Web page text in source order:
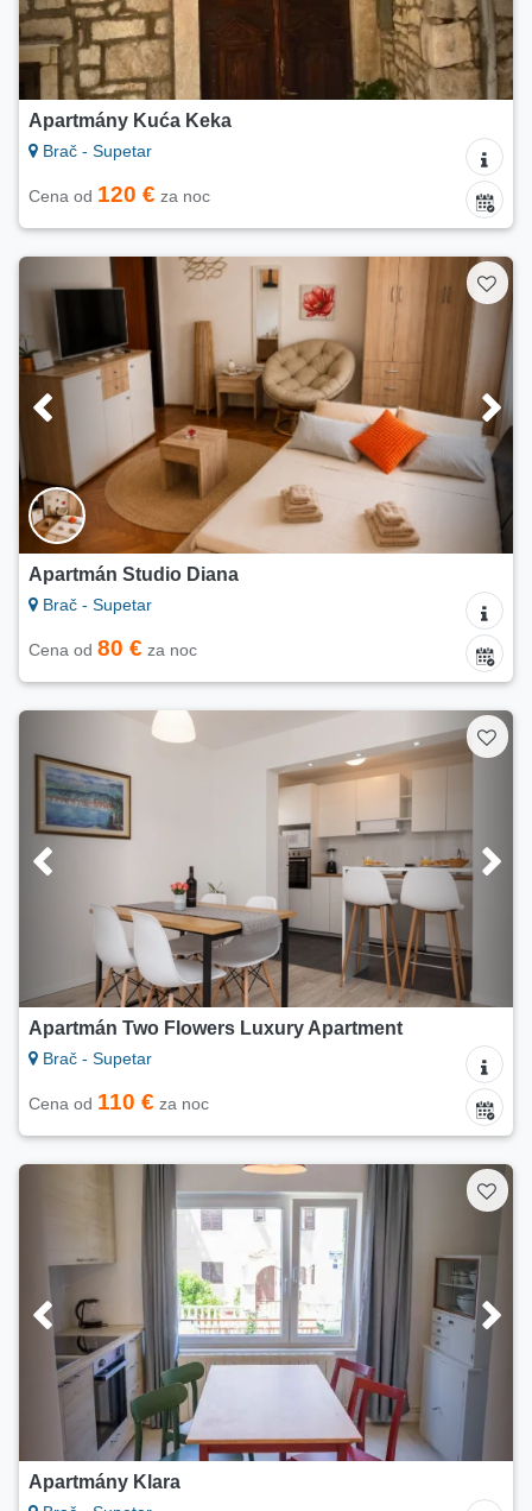
Apartmány Kuća Keka
Brač - Supetar
Cena od 120 € za noc
Apartmán Studio Diana
Brač - Supetar
Cena od 80 € za noc
Apartmán Two Flowers Luxury Apartment
Brač - Supetar
Cena od 110 € za noc
Apartmány Klara